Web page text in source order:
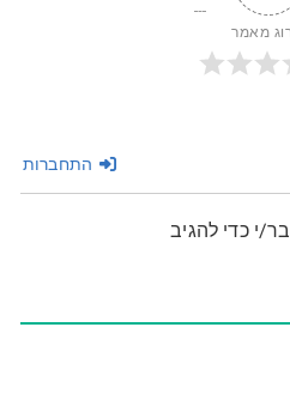
מאמר
התחברות
י כדי להגיב